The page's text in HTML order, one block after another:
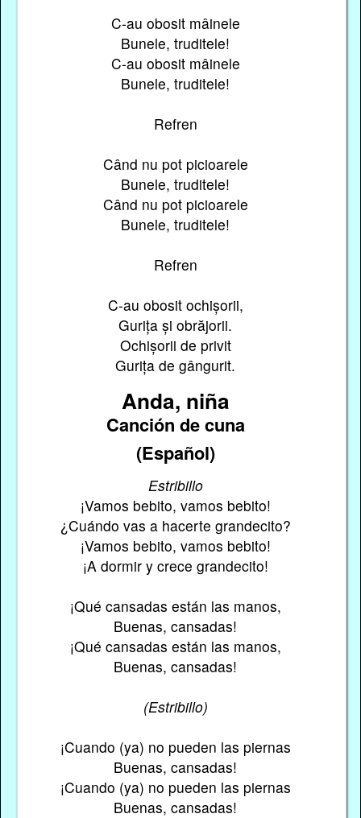
C-au obosit mâinele
Bunele, truditele!
C-au obosit mâinele
Bunele, truditele!
Refren
Când nu pot picioarele
Bunele, truditele!
Când nu pot picioarele
Bunele, truditele!
Refren
C-au obosit ochișorii,
Gurița și obrăjorii.
Ochișorii de privit
Gurița de gângurit.
Anda, niña
Canción de cuna
(Español)
Estribillo
¡Vamos bebito, vamos bebito!
¿Cuándo vas a hacerte grandecito?
¡Vamos bebito, vamos bebito!
¡A dormir y crece grandecito!
¡Qué cansadas están las manos,
Buenas, cansadas!
¡Qué cansadas están las manos,
Buenas, cansadas!
(Estribillo)
¡Cuando (ya) no pueden las piernas
Buenas, cansadas!
¡Cuando (ya) no pueden las piernas
Buenas, cansadas!